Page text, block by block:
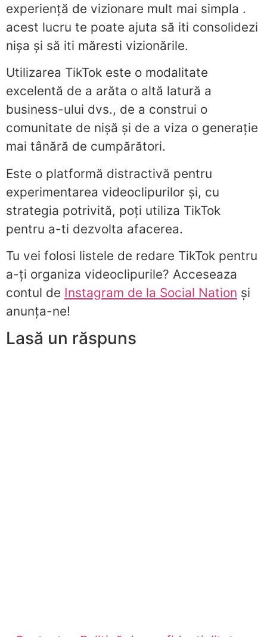
experiență de vizionare mult mai simpla .
acest lucru te poate ajuta să iti consolidezi
nișa și să iti măresti vizionările.
Utilizarea TikTok este o modalitate
excelentă de a arăta o altă latură a
business-ului dvs., de a construi o
comunitate de nișă și de a viza o generație
mai tânără de cumpărători.
Este o platformă distractivă pentru
experimentarea videoclipurilor și, cu
strategia potrivită, poți utiliza TikTok
pentru a-ti dezvolta afacerea.
Tu vei folosi listele de redare TikTok pentru
a-ți organiza videoclipurile? Acceseaza
contul de Instagram de la Social Nation și
anunța-ne!
Lasă un răspuns